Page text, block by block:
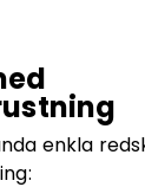
enkla